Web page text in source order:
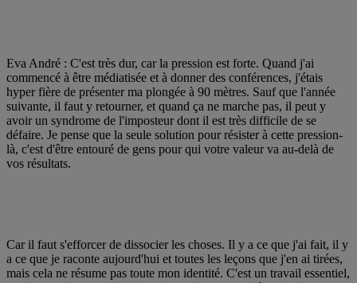
Eva André : C'est très dur, car la pression est forte. Quand j'ai
commencé à être médiatisée et à donner des conférences, j'étais
hyper fière de présenter ma plongée à 90 mètres. Sauf que l'année
suivante, il faut y retourner, et quand ça ne marche pas, il peut y
avoir un syndrome de l'imposteur dont il est très difficile de se
défaire. Je pense que la seule solution pour résister à cette pression-
là, c'est d'être entouré de gens pour qui votre valeur va au-delà de
vos résultats.
Car il faut s'efforcer de dissocier les choses. Il y a ce que j'ai fait, il y
a ce que je raconte aujourd'hui et toutes les leçons que j'en ai tirées,
mais cela ne résume pas toute mon identité. C'est un travail essentiel,